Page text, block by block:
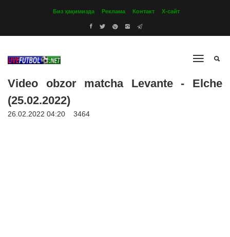
Биз ҳақимизда Реклама Контакт Х-сайт
Video obzor matcha Levante - Elche
(25.02.2022)
26.02.2022 04:20 3464